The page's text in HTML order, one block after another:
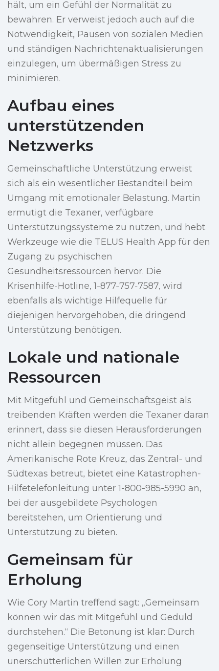
hält, um ein Gefühl der Normalität zu
bewahren. Er verweist jedoch auch auf die
Notwendigkeit, Pausen von sozialen Medien
und ständigen Nachrichtenaktualisierungen
einzulegen, um übermäßigen Stress zu
minimieren.
Aufbau eines
unterstützenden
Netzwerks
Gemeinschaftliche Unterstützung erweist
sich als ein wesentlicher Bestandteil beim
Umgang mit emotionaler Belastung. Martin
ermutigt die Texaner, verfügbare
Unterstützungssysteme zu nutzen, und hebt
Werkzeuge wie die TELUS Health App für den
Zugang zu psychischen
Gesundheitsressourcen hervor. Die
Krisenhilfe-Hotline, 1-877-757-7587, wird
ebenfalls als wichtige Hilfequelle für
diejenigen hervorgehoben, die dringend
Unterstützung benötigen.
Lokale und nationale
Ressourcen
Mit Mitgefühl und Gemeinschaftsgeist als
treibenden Kräften werden die Texaner daran
erinnert, dass sie diesen Herausforderungen
nicht allein begegnen müssen. Das
Amerikanische Rote Kreuz, das Zentral- und
Südtexas betreut, bietet eine Katastrophen-
Hilfetelefonleitung unter 1-800-985-5990 an,
bei der ausgebildete Psychologen
bereitstehen, um Orientierung und
Unterstützung zu bieten.
Gemeinsam für
Erholung
Wie Cory Martin treffend sagt: „Gemeinsam
können wir das mit Mitgefühl und Geduld
durchstehen.“ Die Betonung ist klar: Durch
gegenseitige Unterstützung und einen
unerschütterlichen Willen zur Erholung